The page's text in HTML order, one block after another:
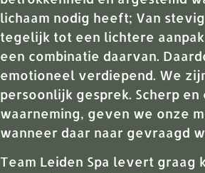
lichaam nodig heeft; Van
tegelijk tot een lichtere
een combinatie daarvan.
emotioneel verdiepend. We
persoonlijk gesprek. Scherp
waarneming, geven we onze
wanneer daar naar gevraagd
Team Leiden Spa levert graag